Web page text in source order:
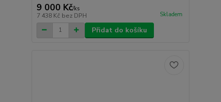
9 000 Kč/ks
7 438 Kč bez DPH Skladem
Přidat do košíku